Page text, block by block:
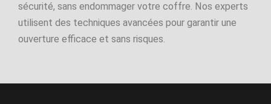
sécurité, sans endommager votre coffre. Nos experts
utilisent des techniques avancées pour garantir une
ouverture efficace et sans risques.